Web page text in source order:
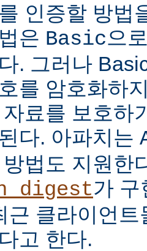
인증할 방법
은 Basic으
. 그러나
를 암호화하
료를 보호하
다. 아파치는
법도 지원한
가 구
근 클라이언
고 한다.